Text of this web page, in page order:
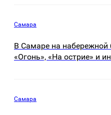
Самара
В Самаре на набережной
«Огонь», «На острие» и
Самара